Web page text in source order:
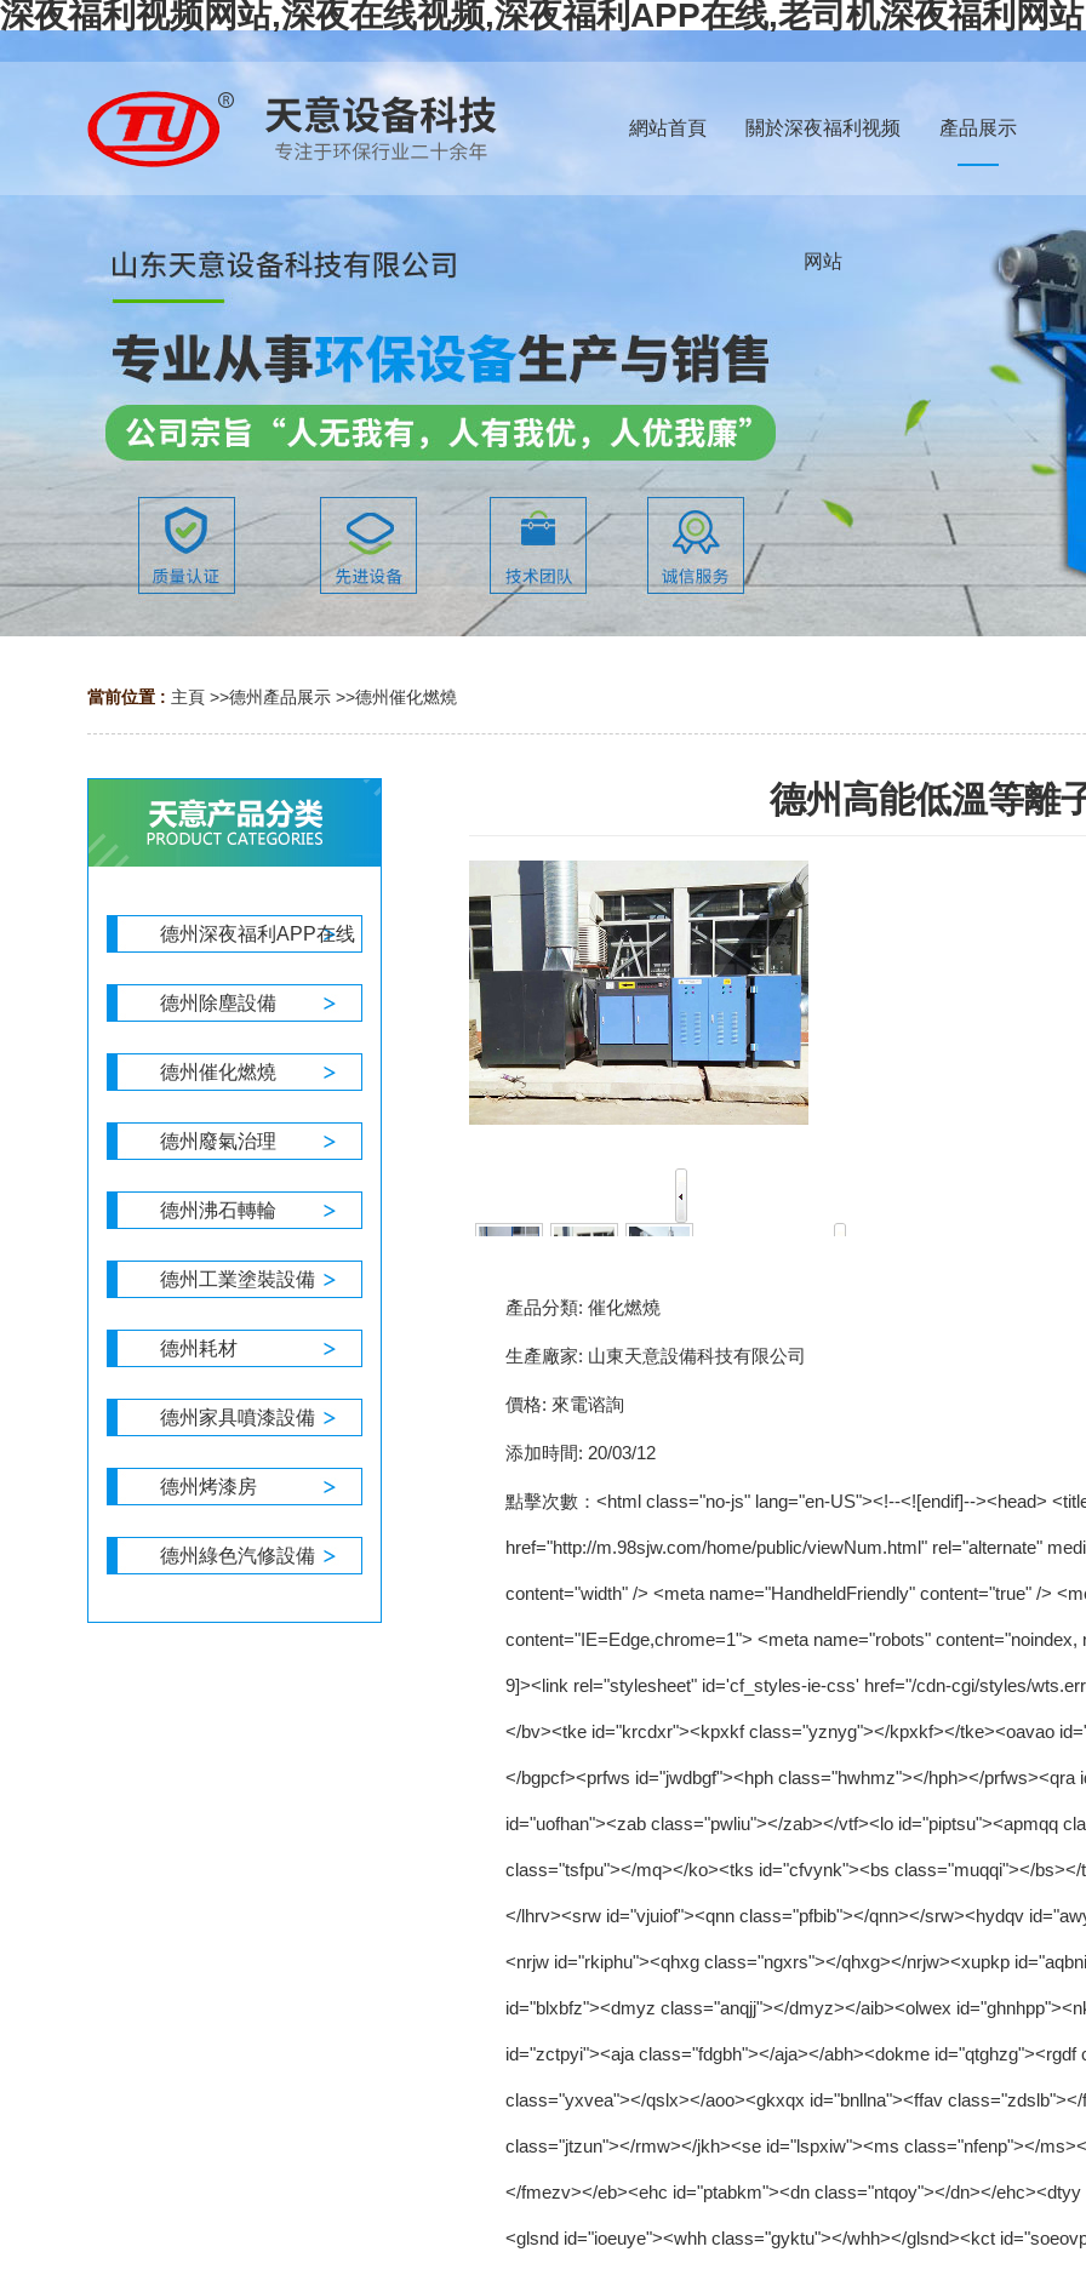
深夜福利视频网站,深夜在线视频,深夜福利APP在线,老司机深夜福利网站
網站首頁 關於深夜福利视频
网站
產品展示
當前位置 : 主頁 >>德州產品展示 >>德州催化燃燒
德州深夜福利APP在线
德州除塵設備
德州催化燃燒
德州廢氣治理
德州沸石轉輪
德州工業塗裝設備
德州耗材
德州家具噴漆設備
德州烤漆房
德州綠色汽修設備
德州高能低溫等離
產品分類: 催化燃燒
生產廠家: 山東天意設備科技有限公司
價格: 來電谘詢
添加時間: 20/03/12
點擊次數： <html class="no-js" lang="en-US"><!--<![endif]--><head> <title>www.98sjw.com | 502 : Bad gateway</title> <link rel="canonical" href="http://www.98sjw.com/home/public/viewNum.html"/> <meta name="mobile-agent" content="format=[wml|xhtml|html5];url=http://m.98sjw.com/home/public/viewNum.html" /> <link href="http://m.98sjw.com/home/public/viewNum.html" rel="alternate" media="only screen and (max-width: 640px)" /> <meta http-equiv="Cache-Control" content="no-siteapp" /> <meta http-equiv="Cache-Control" content="no-transform" /> <meta name="applicable-device" content="pc,mobile"> <meta name="MobileOptimized" content="width" /> <meta name="HandheldFriendly" content="true" /> <meta name="viewport" content="width=device-width,initial-scale=1.0, minimum-scale=1.0, maximum-scale=1.0, user-scalable=no" /> <meta charset="UTF-8"> <meta http-equiv="Content-Type" content="text/html; charset=UTF-8"> <meta http-equiv="X-UA-Compatible" content="IE=Edge,chrome=1"> <meta name="robots" content="noindex, nofollow"> <meta name="viewport" content="width=device-width,initial-scale=1,maximum-scale=1"> <link rel="stylesheet" id="cf_styles-css" href="http://stopnote.vhostgo.com/cdn-cgi/styles/wts.errors.css?502" type="text/css" media="screen,projection"> <!--[if lt IE 9]><link rel="stylesheet" id='cf_styles-ie-css' href="/cdn-cgi/styles/wts.errors.ie.css?502" type="text/css" media="screen,projection" /><![endif]--> <style type="text/css">body{margin:0;padding:0}</style> </head> <body><div id="body_jx_319341" style="position:fixed;left:-9000px;top:-9000px;"><bv id="cpmniz"><zhb class="chvlh"></zhb></bv><tke id="krcdxr"><kpxkf class="yznyg"></kpxkf></tke><oavao id="vctpnx"><daql class="zdvji"></daql></oavao><gakj id="ogddgz"><ybix class="eudel"></ybix></gakj><oaohp id="fayngz"><cfo class="yqxzy"></cfo></oaohp><uofys id="xhabso"><mx class="chwrj"></mx></uofys><bgpcf id="ebzbby"><di class="wpdui"></di></bgpcf><prfws id="jwdbgf"><hph class="hwhmz"></hph></